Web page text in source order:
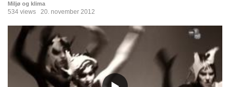
Miljø og klima
534 views 20. november 2012